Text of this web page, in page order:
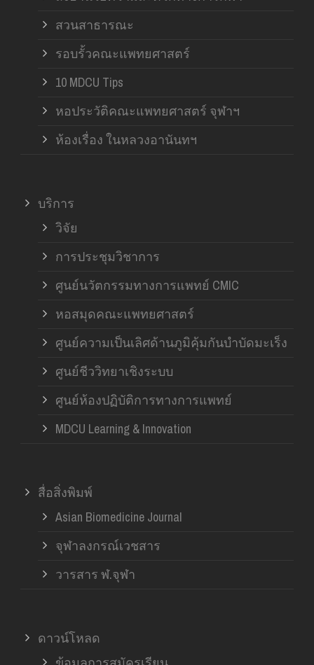
สวนสาธารณะ
รอบรั้วคณะแพทยศาสตร์
10 MDCU Tips
หอประวัติคณะแพทยศาสตร์ จุฬาฯ
ห้องเรื่อง ในหลวงอานันทฯ
บริการ
วิจัย
การประชุมวิชาการ
ศูนย์นวัตกรรมทางการแพทย์ CMIC
หอสมุดคณะแพทยศาสตร์
ศูนย์ความเป็นเลิศด้านภูมิคุ้มกันบำบัดมะเร็ง
ศูนย์ชีววิทยาเชิงระบบ
ศูนย์ห้องปฏิบัติการทางการแพทย์
MDCU Learning & Innovation
สื่อสิ่งพิมพ์
Asian Biomedicine Journal
จุฬาลงกรณ์เวชสาร
วารสาร ฬ.จุฬา
ดาวน์โหลด